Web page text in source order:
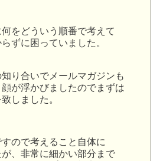
をどういう順番で考えて
ずに困っていました。
り合いでメールマガジンも
が浮かびましたのでまずは
しました。
ので考えること自体に
、非常に細かい部分まで